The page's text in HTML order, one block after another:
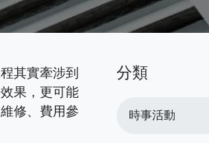
其實牽涉到
果，更可能
修、費用參
分類
時事活動